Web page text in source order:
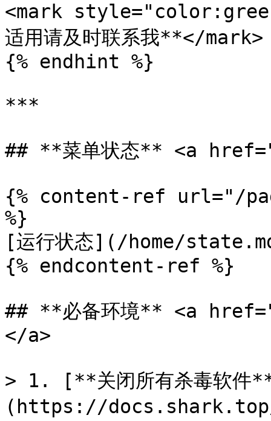
<mark
适用请及时联系我**</mark>
{% endhint %}
***
## **菜单状态** <a
{% content-ref url="/
%}
[运行状态](/home/
{% endcontent-ref %}
## **必备环境** <a
</a>
> 1. [**关闭所有杀毒软件
(https://